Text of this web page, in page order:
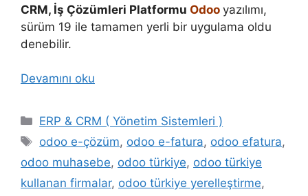
CRM, İş Çözümleri Platformu Odoo yazılımı,
sürüm 19 ile tamamen yerli bir uygulama oldu
denebilir.
Devamını oku
Kategoriler
ERP & CRM ( Yönetim Sistemleri )
Etiketler
odoo e-çözüm, odoo e-fatura, odoo efatura,
odoo muhasebe, odoo türkiye, odoo türkiye
kullanan firmalar, odoo türkiye yerelleştirme,